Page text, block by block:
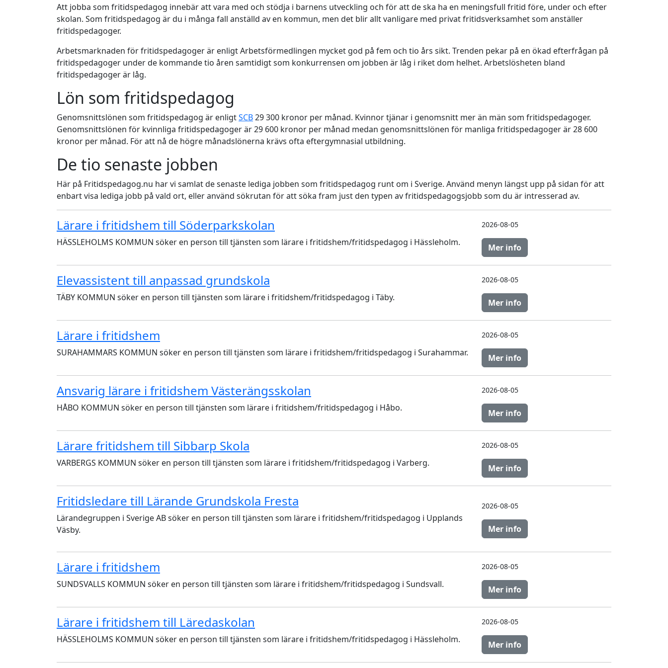
Att jobba som fritidspedagog innebär att vara med och stödja i barnens utveckling och för att de ska ha en meningsfull fritid före, under och efter
skolan. Som fritidspedagog är du i många fall anställd av en kommun, men det blir allt vanligare med privat fritidsverksamhet som anställer
fritidspedagoger.
Arbetsmarknaden för fritidspedagoger är enligt Arbetsförmedlingen mycket god på fem och tio års sikt. Trenden pekar på en ökad efterfrågan på
fritidspedagoger under de kommande tio åren samtidigt som konkurrensen om jobben är låg i riket dom helhet. Arbetslösheten bland
fritidspedagoger är låg.
Lön som fritidspedagog
Genomsnittslönen som fritidspedagog är enligtSCB29 300 kronor per månad. Kvinnor tjänar i genomsnitt mer än män som fritidspedagoger.
Genomsnittslönen för kvinnliga fritidspedagoger är 29 600 kronor per månad medan genomsnittslönen för manliga fritidspedagoger är 28 600
kronor per månad. För att nå de högre månadslönerna krävs ofta eftergymnasial utbildning.
De tio senaste jobben
Här på Fritidspedagog.nu har vi samlat de senaste lediga jobben som fritidspedagog runt om i Sverige. Använd menyn längst upp på sidan för att
enbart visa lediga jobb på vald ort, eller använd sökrutan för att söka fram just den typen av fritidspedagogsjobb som du är intresserad av.
Lärare i fritidshem till Söderparkskolan
HÄSSLEHOLMS KOMMUN söker en person till tjänsten som lärare i fritidshem/fritidspedagog i Hässleholm.
2026-08-05
Mer info
Elevassistent till anpassad grundskola
TÄBY KOMMUN söker en person till tjänsten som lärare i fritidshem/fritidspedagog i Täby.
2026-08-05
Mer info
Lärare i fritidshem
SURAHAMMARS KOMMUN söker en person till tjänsten som lärare i fritidshem/fritidspedagog i Surahammar.
2026-08-05
Mer info
Ansvarig lärare i fritidshem Västerängsskolan
HÅBO KOMMUN söker en person till tjänsten som lärare i fritidshem/fritidspedagog i Håbo.
2026-08-05
Mer info
Lärare fritidshem till Sibbarp Skola
VARBERGS KOMMUN söker en person till tjänsten som lärare i fritidshem/fritidspedagog i Varberg.
2026-08-05
Mer info
Fritidsledare till Lärande Grundskola Fresta
Lärandegruppen i Sverige AB söker en person till tjänsten som lärare i fritidshem/fritidspedagog i Upplands
Väsby.
2026-08-05
Mer info
Lärare i fritidshem
SUNDSVALLS KOMMUN söker en person till tjänsten som lärare i fritidshem/fritidspedagog i Sundsvall.
2026-08-05
Mer info
Lärare i fritidshem till Läredaskolan
HÄSSLEHOLMS KOMMUN söker en person till tjänsten som lärare i fritidshem/fritidspedagog i Hässleholm.
2026-08-05
Mer info